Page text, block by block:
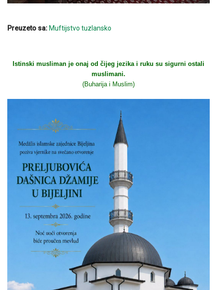
Preuzeto sa: Muftijstvo tuzlansko
Istinski musliman je onaj od čijeg jezika i ruku su sigurni ostali
muslimani.
(Buharija i Muslim)